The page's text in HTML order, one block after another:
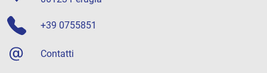
+39 0755851
Contatti